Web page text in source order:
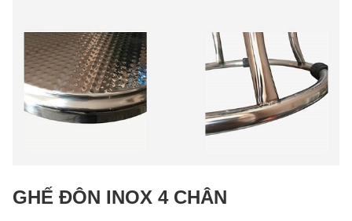
GHẾ ĐÔN INOX 4 CHÂN